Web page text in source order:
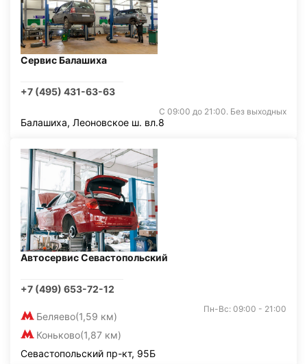
Сервис Балашиха
+7 (495) 431-63-63
С 09:00 до 21:00. Без выходных
Балашиха, Леоновское ш. вл.8
Автосервис Севастопольский
+7 (499) 653-72-12
Беляево(1,59 км)
Коньково(1,87 км)
Пн-Вс: 09:00 - 21:00
Севастопольский пр-кт, 95Б